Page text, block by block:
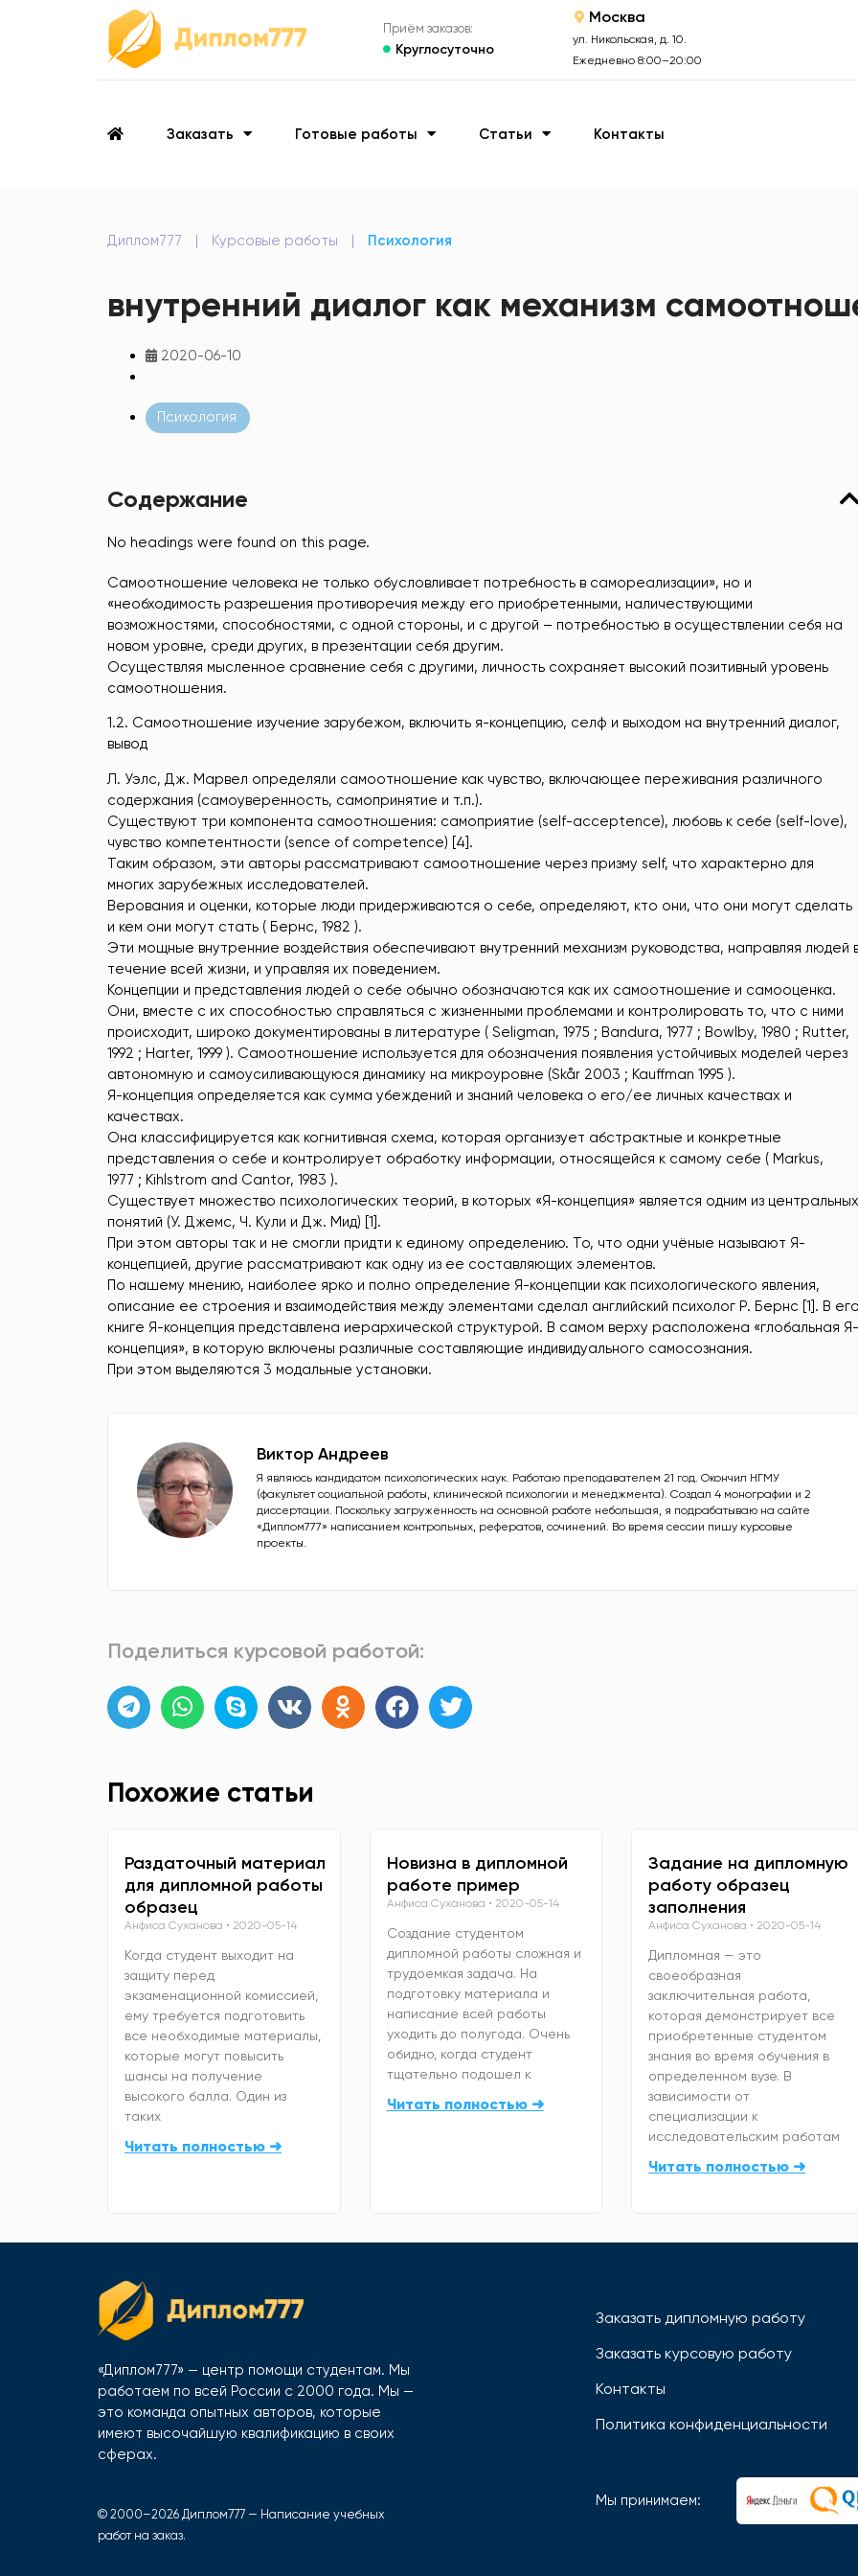
Приём заказов:
Круглосуточно
Москва
ул. Никольская, д. 10.
Ежедневно 8:00–20:00
Заказать Готовые работы Статьи Контакты
Диплом777 | Курсовые работы | Психология
внутренний диалог как механизм
2020-06-10
Психология
Содержание
No headings were found on this page.
Самоотношение человека не только обусловливает потребность в самореализации», но и
«необходимость разрешения противоречия между его приобретенными, наличествующими
возможностями, способностями, с одной стороны, и с другой – потребностью в осуществлении себя на
новом уровне, среди других, в презентации себя другим.
Осуществляя мысленное сравнение себя с другими, личность сохраняет высокий позитивный уровень
самоотношения.
1.2. Самоотношение изучение зарубежом, включить я-концепцию, селф и выходом на внутренний диалог,
вывод
Л. Уэлс, Дж. Марвел определяли самоотношение как чувство, включающее переживания различного
содержания (самоуверенность, самопринятие и т.п.).
Существуют три компонента самоотношения: самоприятие (self-acceptence), любовь к себе (self-love),
чувство компетентности (sence of competence) [4].
Таким образом, эти авторы рассматривают самоотношение через призму self, что характерно для
многих зарубежных исследователей.
Верования и оценки, которые люди придерживаются о себе, определяют, кто они, что они могут сделать
и кем они могут стать ( Бернс, 1982 ).
Эти мощные внутренние воздействия обеспечивают внутренний механизм руководства, направляя людей
течение всей жизни, и управляя их поведением.
Концепции и представления людей о себе обычно обозначаются как их самоотношение и самооценка.
Они, вместе с их способностью справляться с жизненными проблемами и контролировать то, что с ними
происходит, широко документированы в литературе ( Seligman, 1975 ; Bandura, 1977 ; Bowlby, 1980 ; Rutter,
1992 ; Harter, 1999 ). Самоотношение используется для обозначения появления устойчивых моделей через
автономную и самоусиливающуюся динамику на микроуровне (Skår 2003 ; Kauffman 1995 ).
Я-концепция определяется как сумма убеждений и знаний человека о его/ее личных качествах и
качествах.
Она классифицируется как когнитивная схема, которая организует абстрактные и конкретные
представления о себе и контролирует обработку информации, относящейся к самому себе ( Markus,
1977 ; Kihlstrom and Cantor, 1983 ).
Существует множество психологических теорий, в которых «Я-концепция» является одним из центральных
понятий (У. Джемс, Ч. Кули и Дж. Мид) [1].
При этом авторы так и не смогли придти к единому определению. То, что одни учёные называют Я-
концепцией, другие рассматривают как одну из ее составляющих элементов.
По нашему мнению, наиболее ярко и полно определение Я-концепции как психологического явления,
описание ее строения и взаимодействия между элементами сделал английский психолог Р. Бернс [1]. В
книге Я-концепция представлена иерархической структурой. В самом верху расположена «глобальная Я-
концепция», в которую включены различные составляющие индивидуального самосознания.
При этом выделяются 3 модальные установки.
Виктор Андреев
Я являюсь кандидатом психологических наук. Работаю преподавателем 21 год. Окончил НГМУ
(факультет социальной работы, клинической психологии и менеджмента). Создал 4 монографии и 2
диссертации. Поскольку загруженность на основной работе небольшая, я подрабатываю на сайте
«Диплом777» написанием контрольных, рефератов, сочинений. Во время сессии пишу курсовые
проекты.
Поделиться курсовой работой:
Похожие статьи
Раздаточный материал
для дипломной работы
образец
Анфиса Суханова 2020-05-14
Когда студент выходит на
защиту перед
экзаменационной комиссией,
ему требуется подготовить
все необходимые материалы,
которые могут повысить
шансы на получение
высокого балла. Один из
таких
Читать полностью ➜
Новизна в дипломной
работе пример
Анфиса Суханова 2020-05-14
Создание студентом
дипломной работы сложная и
трудоемкая задача. На
подготовку материала и
написание всей работы
уходить до полугода. Очень
обидно, когда студент
тщательно подошел к
Читать полностью ➜
Задание на дипломную
работу образец
заполнения
Анфиса Суханова 2020-05-14
Дипломная — это
своеобразная
заключительная работа,
которая демонстрирует все
приобретенные студентом
знания во время обучения в
определенном вузе. В
зависимости от
специализации к
исследовательским работам
Читать полностью ➜
«Диплом777» — центр помощи студентам. Мы
работаем по всей России с 2000 года. Мы —
это команда опытных авторов, которые
имеют высочайшую квалификацию в своих
сферах.
© 2000–2026 Диплом777 — Написание учебных
работ на заказ.
Заказать дипломную работу
Заказать курсовую работу
Контакты
Политика конфиденциальности
Мы принимаем: